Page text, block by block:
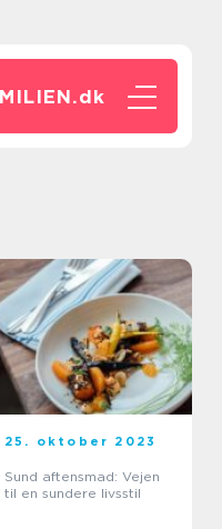
dk
25. oktober 2023
Sund aftensmad: Vejen
til en sundere livsstil